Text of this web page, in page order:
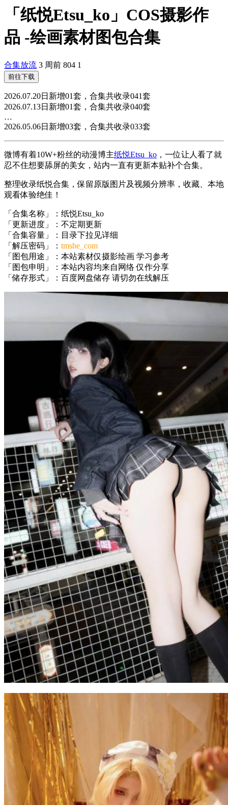
「纸悦Etsu_ko」COS摄影作
品 -绘画素材图包合集
合集放流 3 周前 804 1
前往下载
2026.07.20日新增01套，合集共收录041套
2026.07.13日新增01套，合集共收录040套
…
2026.05.06日新增03套，合集共收录033套
微博有着10W+粉丝的动漫博主纸悦Etsu_ko ，一位让人看了就
忍不住想要舔屏的美女，站内一直有更新本贴补个合集。
整理收录纸悦合集，保留原版图片及视频分辨率，收藏、本地
观看体验绝佳！
「合集名称」：纸悦Etsu_ko
「更新进度」：不定期更新
「合集容量」：目录下拉见详细
「解压密码」： tmshe_com
「图包用途」：本站素材仅摄影绘画 学习参考
「图包申明」：本站内容均来自网络 仅作分享
「储存形式」：百度网盘储存 请切勿在线解压